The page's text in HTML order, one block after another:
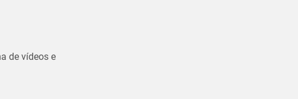
de vídeos e